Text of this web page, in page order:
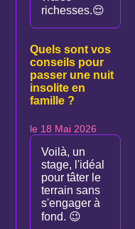
richesses.😌
Quels sont vos
conseils pour
passer une nuit
insolite en
famille ?
le 18 Mai 2026
Voilà, un
stage, l'idéal
pour tâter le
terrain sans
s'engager à
fond. 😉